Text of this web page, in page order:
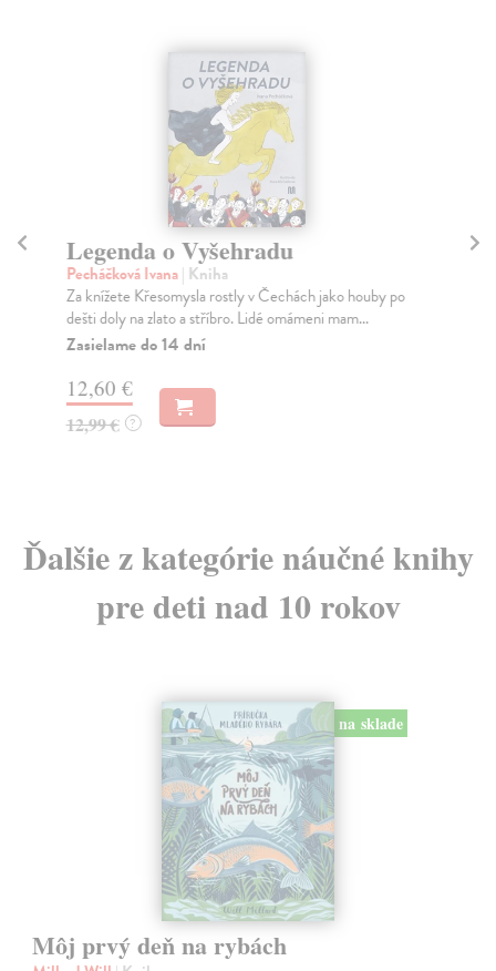
Legenda o Vyšehradu
Pecháčková Ivana| Kniha
Za knížete Křesomysla rostly v Čechách jako houby po
dešti doly na zlato a stříbro. Lidé omámeni mam...
Zasielame do 14 dní
12,60 €
12,99 € ?
Ďalšie z kategórie náučné knihy
pre deti nad 10 rokov
na sklade
Môj prvý deň na rybách